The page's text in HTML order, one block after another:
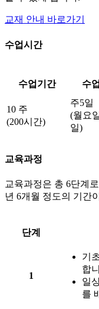
교재 안내 바로가기
수업시간
수업기간
수
10 주
(200시간)
주5일
(월요
일)
교육과정
교육과정은 총 6단계
년 6개월 정도의 기간
단계
1
기
합
일
를